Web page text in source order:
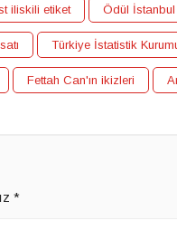
iliskili etiket Ödül İstanbul
Türkiye İstatistik
Fettah Can'ın ikizleri
*